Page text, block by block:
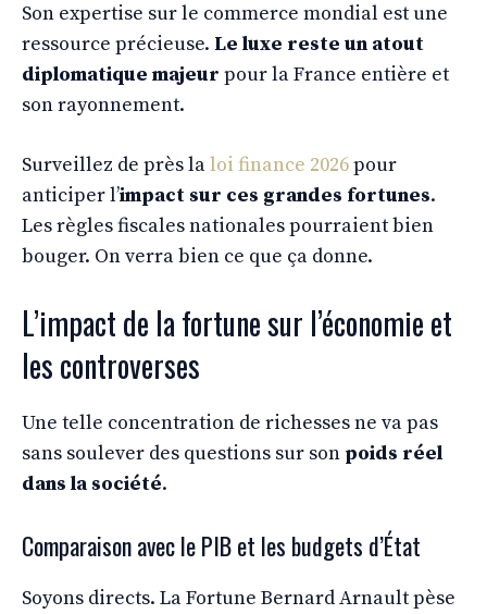
Son expertise sur le commerce mondial est une
ressource précieuse. Le luxe reste un atout
diplomatique majeur pour la France entière et
son rayonnement.
Surveillez de près laloi finance 2026pour
anticiper l’impact sur ces grandes fortunes.
Les règles fiscales nationales pourraient bien
bouger. On verra bien ce que ça donne.
L’impact de la fortune sur l’économie et
les controverses
Une telle concentration de richesses ne va pas
sans soulever des questions sur son poids réel
dans la société.
Comparaison avec le PIB et les budgets d’État
Soyons directs. La Fortune Bernard Arnault pèse